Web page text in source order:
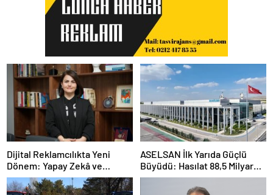
Dijital Reklamcılıkta Yeni
Dönem: Yapay Zekâ ve
Influencer Reklamlarına Yeni
Kurallar
ASELSAN İlk Yarıda Güçlü
Büyüdü: Hasılat 88,5 Milyar
TL’ye, Yeni Sözleşmeler 4,9
Milyar Dolara Ulaştı